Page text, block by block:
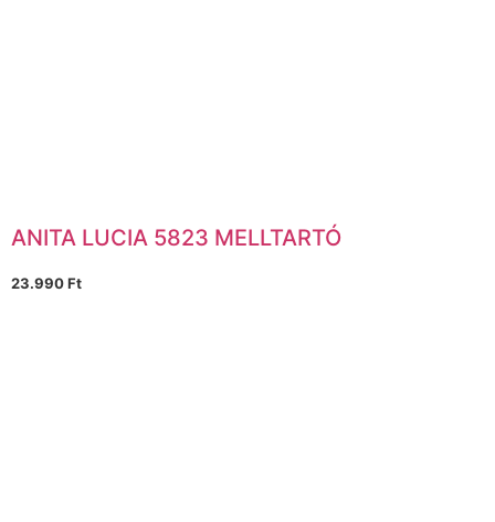
ANITA LUCIA 5823 MELLTARTÓ
23.990Ft